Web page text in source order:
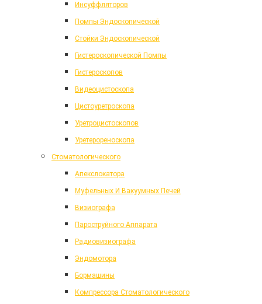
Инсуффляторов
Помпы Эндоскопической
Стойки Эндоскопической
Гистероскопической Помпы
Гистероскопов
Видеоцистоскопа
Цистоуретроскопа
Уретроцистоскопов
Уретерореноскопа
Стоматологического
Апекслокатора
Муфельных И Вакуумных Печей
Визиографа
Пароструйного Аппарата
Радиовизиографа
Эндомотора
Бормашины
Компрессора Стоматологического